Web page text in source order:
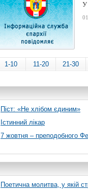
У
1-10 11-20 21-30
Піст: «Не хлібом єдиним»
Істинний лікар
7 жовтня – преподобного
Поетична молитва, у якій